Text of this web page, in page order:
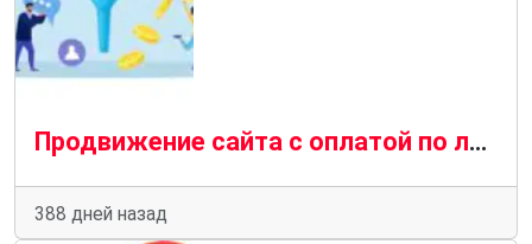
Продвижение сайта с оплатой по лидам в 2025 году: как работает, для кого подходит и на что обратить внимание
388 дней назад